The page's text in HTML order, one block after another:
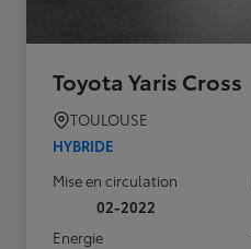
Toyota Yaris Cross
TOULOUSE
HYBRIDE
Mise en circulation
02-2022
Energie